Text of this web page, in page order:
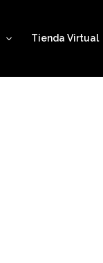
Tienda Virtual